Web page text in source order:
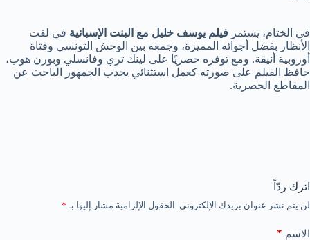
في الختام، يستمر فيلم يوسف خليل مع البنت الإسبانية في لفت
الأنظار بفضل أجوائه المميزة، وجمعه بين الوحش التونسي وفتاة
أوروبية أنيقة. ومع توفره حصريًا على لينك تري وفانسلي وبورن هوب،
حافظ الفيلم على صورته كعمل استثنائي يجذب الجمهور الباحث عن
المقاطع الحصرية.
اترك ردّاً
لن يتم نشر عنوان بريدك الإلكتروني. الحقول الإلزامية مشار إليها بـ *
الاسم *